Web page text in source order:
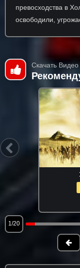
превосходства в
освободили,
Скачать
1/20